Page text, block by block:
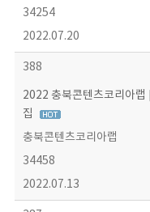
34254
2022.07.20
388
2022 충북콘텐츠코리아랩
집
충북콘텐츠코리아랩
34458
2022.07.13